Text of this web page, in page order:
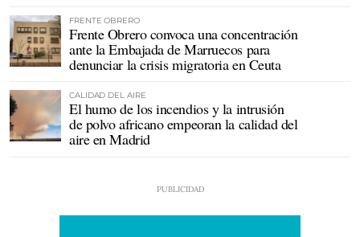
FRENTE OBRERO
Frente Obrero convoca una concentración
ante la Embajada de Marruecos para
denunciar la crisis migratoria en Ceuta
CALIDAD DEL AIRE
El humo de los incendios y la intrusión
de polvo africano empeoran la calidad del
aire en Madrid